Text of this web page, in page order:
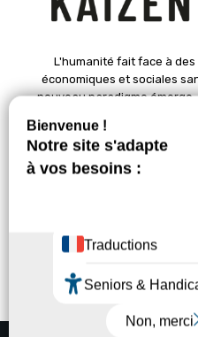
L'humanité fait face à
économiques et sociales
nouveau paradigme
l'épanouissement de la vie. Le
positif, met en lumière des
créatives pour un avenir
profonde des sociétés